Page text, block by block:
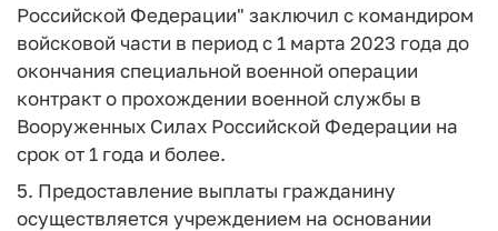
Российской Федерации" заключил с командиром
войсковой части в период с 1 марта 2023 года до
окончания специальной военной операции
контракт о прохождении военной службы в
Вооруженных Силах Российской Федерации на
срок от 1 года и более.
5. Предоставление выплаты гражданину
осуществляется учреждением на основании